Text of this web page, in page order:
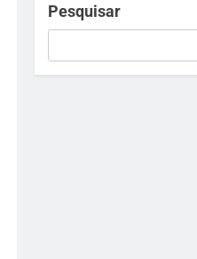
Pesquisar